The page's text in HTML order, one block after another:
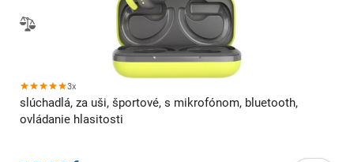
3x
slúchadlá, za uši, športové, s mikrofónom, bluetooth,
ovládanie hlasitosti